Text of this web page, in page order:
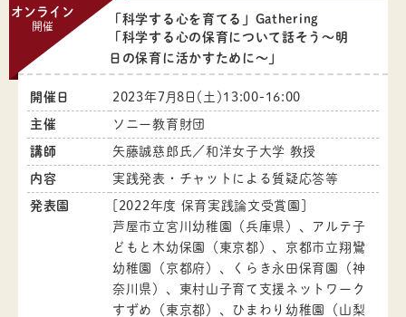
オンライン
開催
「科学する心を育てる」Gathering
「科学する心の保育について話そう～明
日の保育に活かすために～」
開催日 2023年7月8日（土）13:00-16:00
主催 ソニー教育財団
講師 矢藤誠慈郎氏／和洋女子大学 教授
内容 実践発表・チャットによる質疑応答等
発表園
[2022年度 保育実践論文受賞園]
芦屋市立宮川幼稚園（兵庫県）、アルテ子
どもと木幼保園（東京都）、京都市立翔鸞
幼稚園（京都府）、くらき永田保育園（神
奈川県）、東村山子育て支援ネットワーク
すずめ（東京都）、ひまわり幼稚園（山梨